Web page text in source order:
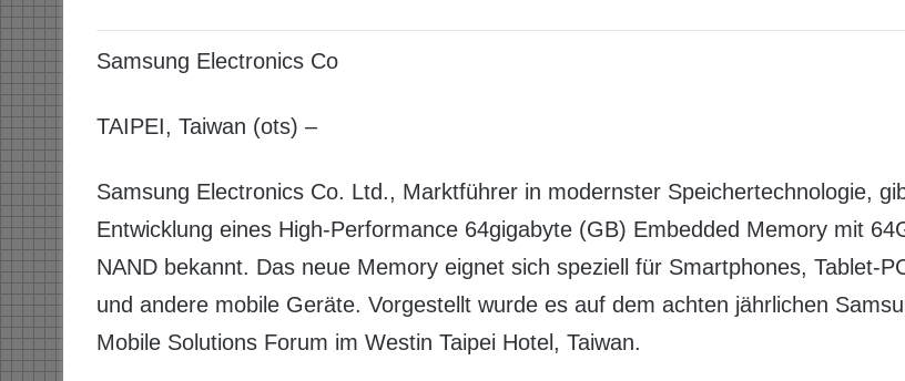
Samsung Electronics Co
TAIPEI, Taiwan (ots) –
Samsung Electronics Co. Ltd., Marktführer in modernster Speichertechnologie,
Entwicklung eines High-Performance 64gigabyte (GB) Embedded Memory mit
NAND bekannt. Das neue Memory eignet sich speziell für Smartphones, Tablet-
und andere mobile Geräte. Vorgestellt wurde es auf dem achten jährlichen
Mobile Solutions Forum im Westin Taipei Hotel, Taiwan.